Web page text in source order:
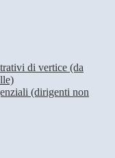
di vertice (da
(dirigenti non